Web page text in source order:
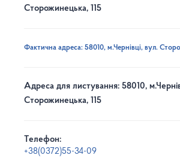
Сторожинецька, 115
Фактична адреса: 58010, м.Чернівці, вул.
Адреса для листування: 58010,
Сторожинецька, 115
Телефон:
+38(0372)55-34-09